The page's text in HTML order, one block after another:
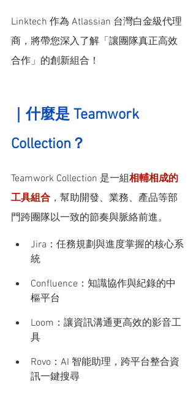
Linktech 作為 Atlassian 台灣白金級代理
商，將帶您深入了解「讓團隊真正高效
合作」的創新組合！
｜什麼是 Teamwork
Collection？
Teamwork Collection 是一組相輔相成的
工具組合 ，幫助開發、業務、產品等部
門跨團隊以一致的節奏與脈絡前進。
Jira：任務規劃與進度掌握的核心系
統
Confluence：知識協作與紀錄的中
樞平台
Loom：讓資訊溝通更高效的影音工
具
Rovo：AI 智能助理，跨平台整合資
訊一鍵搜尋